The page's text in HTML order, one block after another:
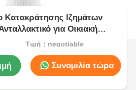
Κατακράτησης Ιζημάτων
για Οικιακή
Blue Housing
Τιμή：negotiable
Συνομιλία τώρα